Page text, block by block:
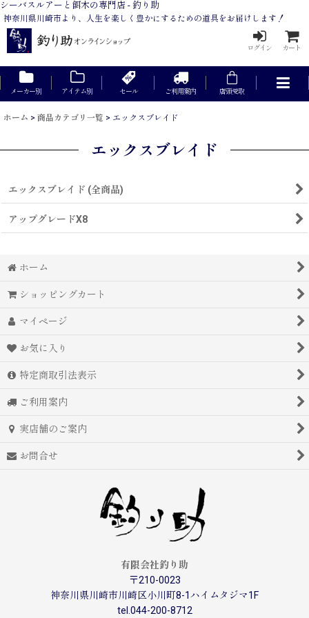
シーバスルアーと餌木の専門店 - 釣り助
神奈川県川崎市より、人生を楽しく豊かにするための道具をお届けします！
ログイン カート
メーカー別 アイテム別 セール ご利用案内 店頭受取
ホーム > 商品カテゴリ一覧 > エックスブレイド
エックスブレイド
エックスブレイド (全商品)
アップグレードX8
ホーム
ショッピングカート
マイページ
お気に入り
特定商取引法表示
ご利用案内
実店舗のご案内
お問合せ
有限会社釣り助
〒210-0023
神奈川県川崎市川崎区小川町8-1ハイムタジマ1F
tel.044-200-8712